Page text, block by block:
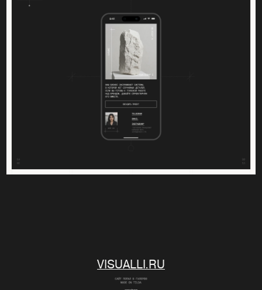
VISUALLI.RU